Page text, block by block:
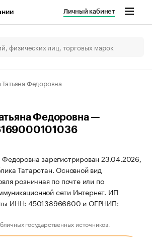
Личный кабинет
Федоровна
Федоровна —
Федоровна зарегистрирован 23.04.2026,
Татарстан. Основной вид
розничная по почте или по
сети Интернет. ИП
ИНН: 450138966600 и ОГРНИП:
государственных источников.